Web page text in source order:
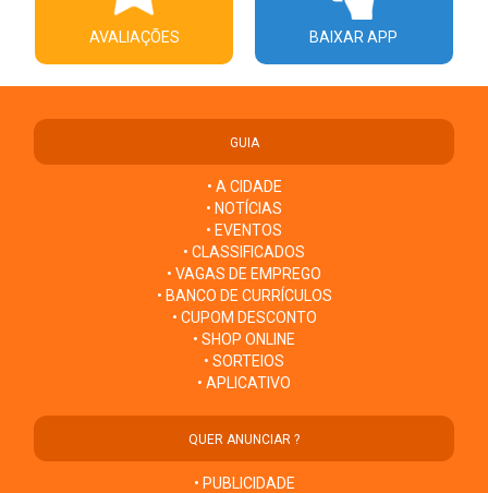
AVALIAÇÕES BAIXAR APP
GUIA
• A CIDADE
• NOTÍCIAS
• EVENTOS
• CLASSIFICADOS
• VAGAS DE EMPREGO
• BANCO DE CURRÍCULOS
• CUPOM DESCONTO
• SHOP ONLINE
• SORTEIOS
• APLICATIVO
QUER ANUNCIAR ?
• PUBLICIDADE